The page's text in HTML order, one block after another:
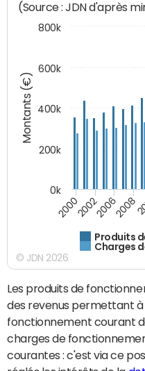
Montants (€)
(Source : JDN d'après
Produits
Charges
2000200220062008
0k
200k
400k
600k
800k
© JDN 2026
Les produits de
des revenus permettant à
fonctionnement courant
charges de
courantes : c'est via ce